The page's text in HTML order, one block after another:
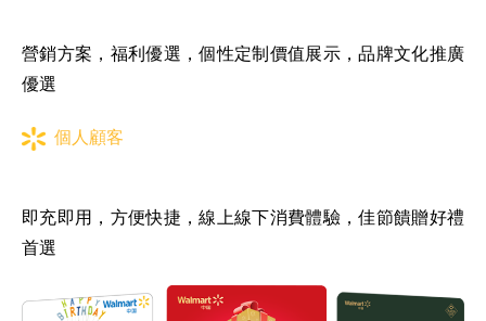
營銷方案，福利優選，個性定制價值展示，品牌文化推廣
優選
個人顧客
即充即用，方便快捷，線上線下消費體驗，佳節饋贈好禮
首選